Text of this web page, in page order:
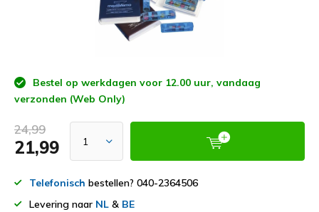
Bestel op werkdagen voor 12.00 uur, vandaag
verzonden (Web Only)
24,99
21,99
Telefonisch bestellen? 040-2364506
Levering naar NL & BE